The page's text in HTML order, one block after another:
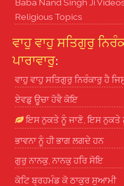
Religious Topics
ਵਾਹੁ ਵਾਹੁ ਸਤਿਗੁਰੁ
ਪਾਰਾਵਾਰੁ:
ਵਾਹੁ ਵਾਹੁ ਸਤਿਗੁਰੁ ਨਿਰੰਕਾਰੁ ਹੈ
ਏਵਡੁ ਊਚਾ ਹੋਵੈ ਕੋਇ
ਇਸ ਨੁਕਤੇ ਨੂੰ ਜਾਣੋ, ਇਸ ਨੁਕਤੇ
ਭਾਵਨਾ ਨੂੰ ਹੀ ਭਾਗ ਲਗਦੇ ਹਨ
ਗੁਰੁ ਨਾਨਕੁ, ਨਾਨਕੁ ਹਰਿ ਸੋਇ
ਕੋਟਿ ਬ੍ਰਹਮੰਡ ਕੋ ਠਾਕੁਰ ਸੁਆਮੀ